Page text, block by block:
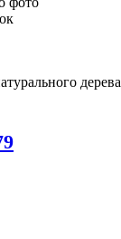
дерева